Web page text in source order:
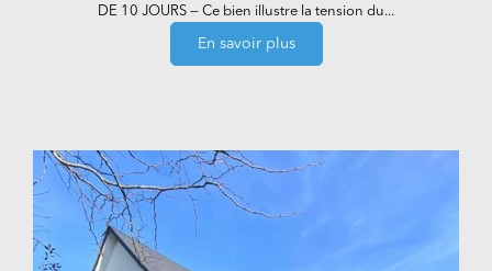
DE 10 JOURS — Ce bien illustre la tension du...
En savoir plus